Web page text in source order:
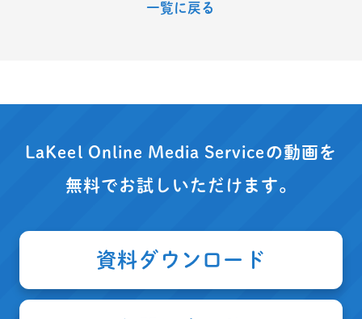
一覧に戻る
LaKeel Online Media Serviceの動画を
無料でお試しいただけます。
資料ダウンロード